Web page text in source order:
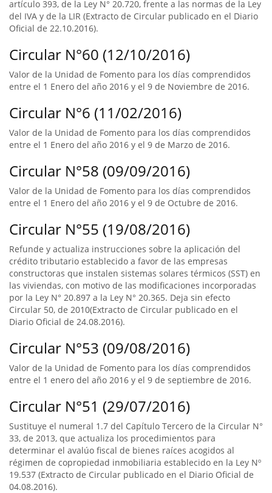
artículo 393, de la Ley N° 20.720, frente a las normas de la Ley
del IVA y de la LIR (Extracto de Circular publicado en el Diario
Oficial de 22.10.2016).
Circular N°60 (12/10/2016)
Valor de la Unidad de Fomento para los días comprendidos
entre el 1 Enero del año 2016 y el 9 de Noviembre de 2016.
Circular N°6 (11/02/2016)
Valor de la Unidad de Fomento para los días comprendidos
entre el 1 Enero del año 2016 y el 9 de Marzo de 2016.
Circular N°58 (09/09/2016)
Valor de la Unidad de Fomento para los días comprendidos
entre el 1 Enero del año 2016 y el 9 de Octubre de 2016.
Circular N°55 (19/08/2016)
Refunde y actualiza instrucciones sobre la aplicación del
crédito tributario establecido a favor de las empresas
constructoras que instalen sistemas solares térmicos (SST) en
las viviendas, con motivo de las modificaciones incorporadas
por la Ley N° 20.897 a la Ley N° 20.365. Deja sin efecto
Circular 50, de 2010(Extracto de Circular publicado en el
Diario Oficial de 24.08.2016).
Circular N°53 (09/08/2016)
Valor de la Unidad de Fomento para los días comprendidos
entre el 1 enero del año 2016 y el 9 de septiembre de 2016.
Circular N°51 (29/07/2016)
Sustituye el numeral 1.7 del Capítulo Tercero de la Circular N°
33, de 2013, que actualiza los procedimientos para
determinar el avalúo fiscal de bienes raíces acogidos al
régimen de copropiedad inmobiliaria establecido en la Ley Nº
19.537 (Extracto de Circular publicado en el Diario Oficial de
04.08.2016).